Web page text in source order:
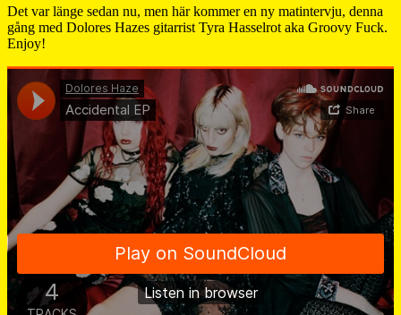
Det var länge sedan nu, men här kommer en ny matintervju, denna
gång med Dolores Hazes gitarrist Tyra Hasselrot aka Groovy Fuck.
Enjoy!